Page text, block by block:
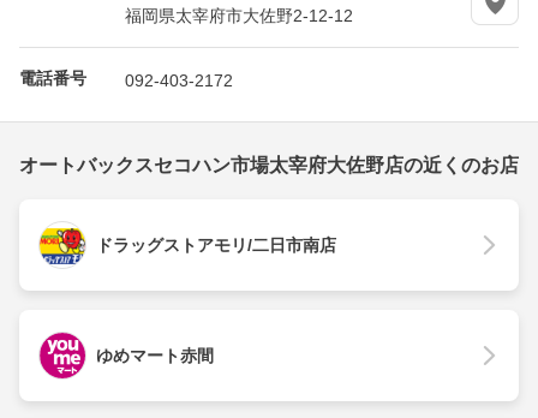
福岡県太宰府市大佐野2-12-12
電話番号 092-403-2172
オートバックスセコハン市場太宰府大佐野店の近くのお店
ドラッグストアモリ/二日市南店
ゆめマート赤間